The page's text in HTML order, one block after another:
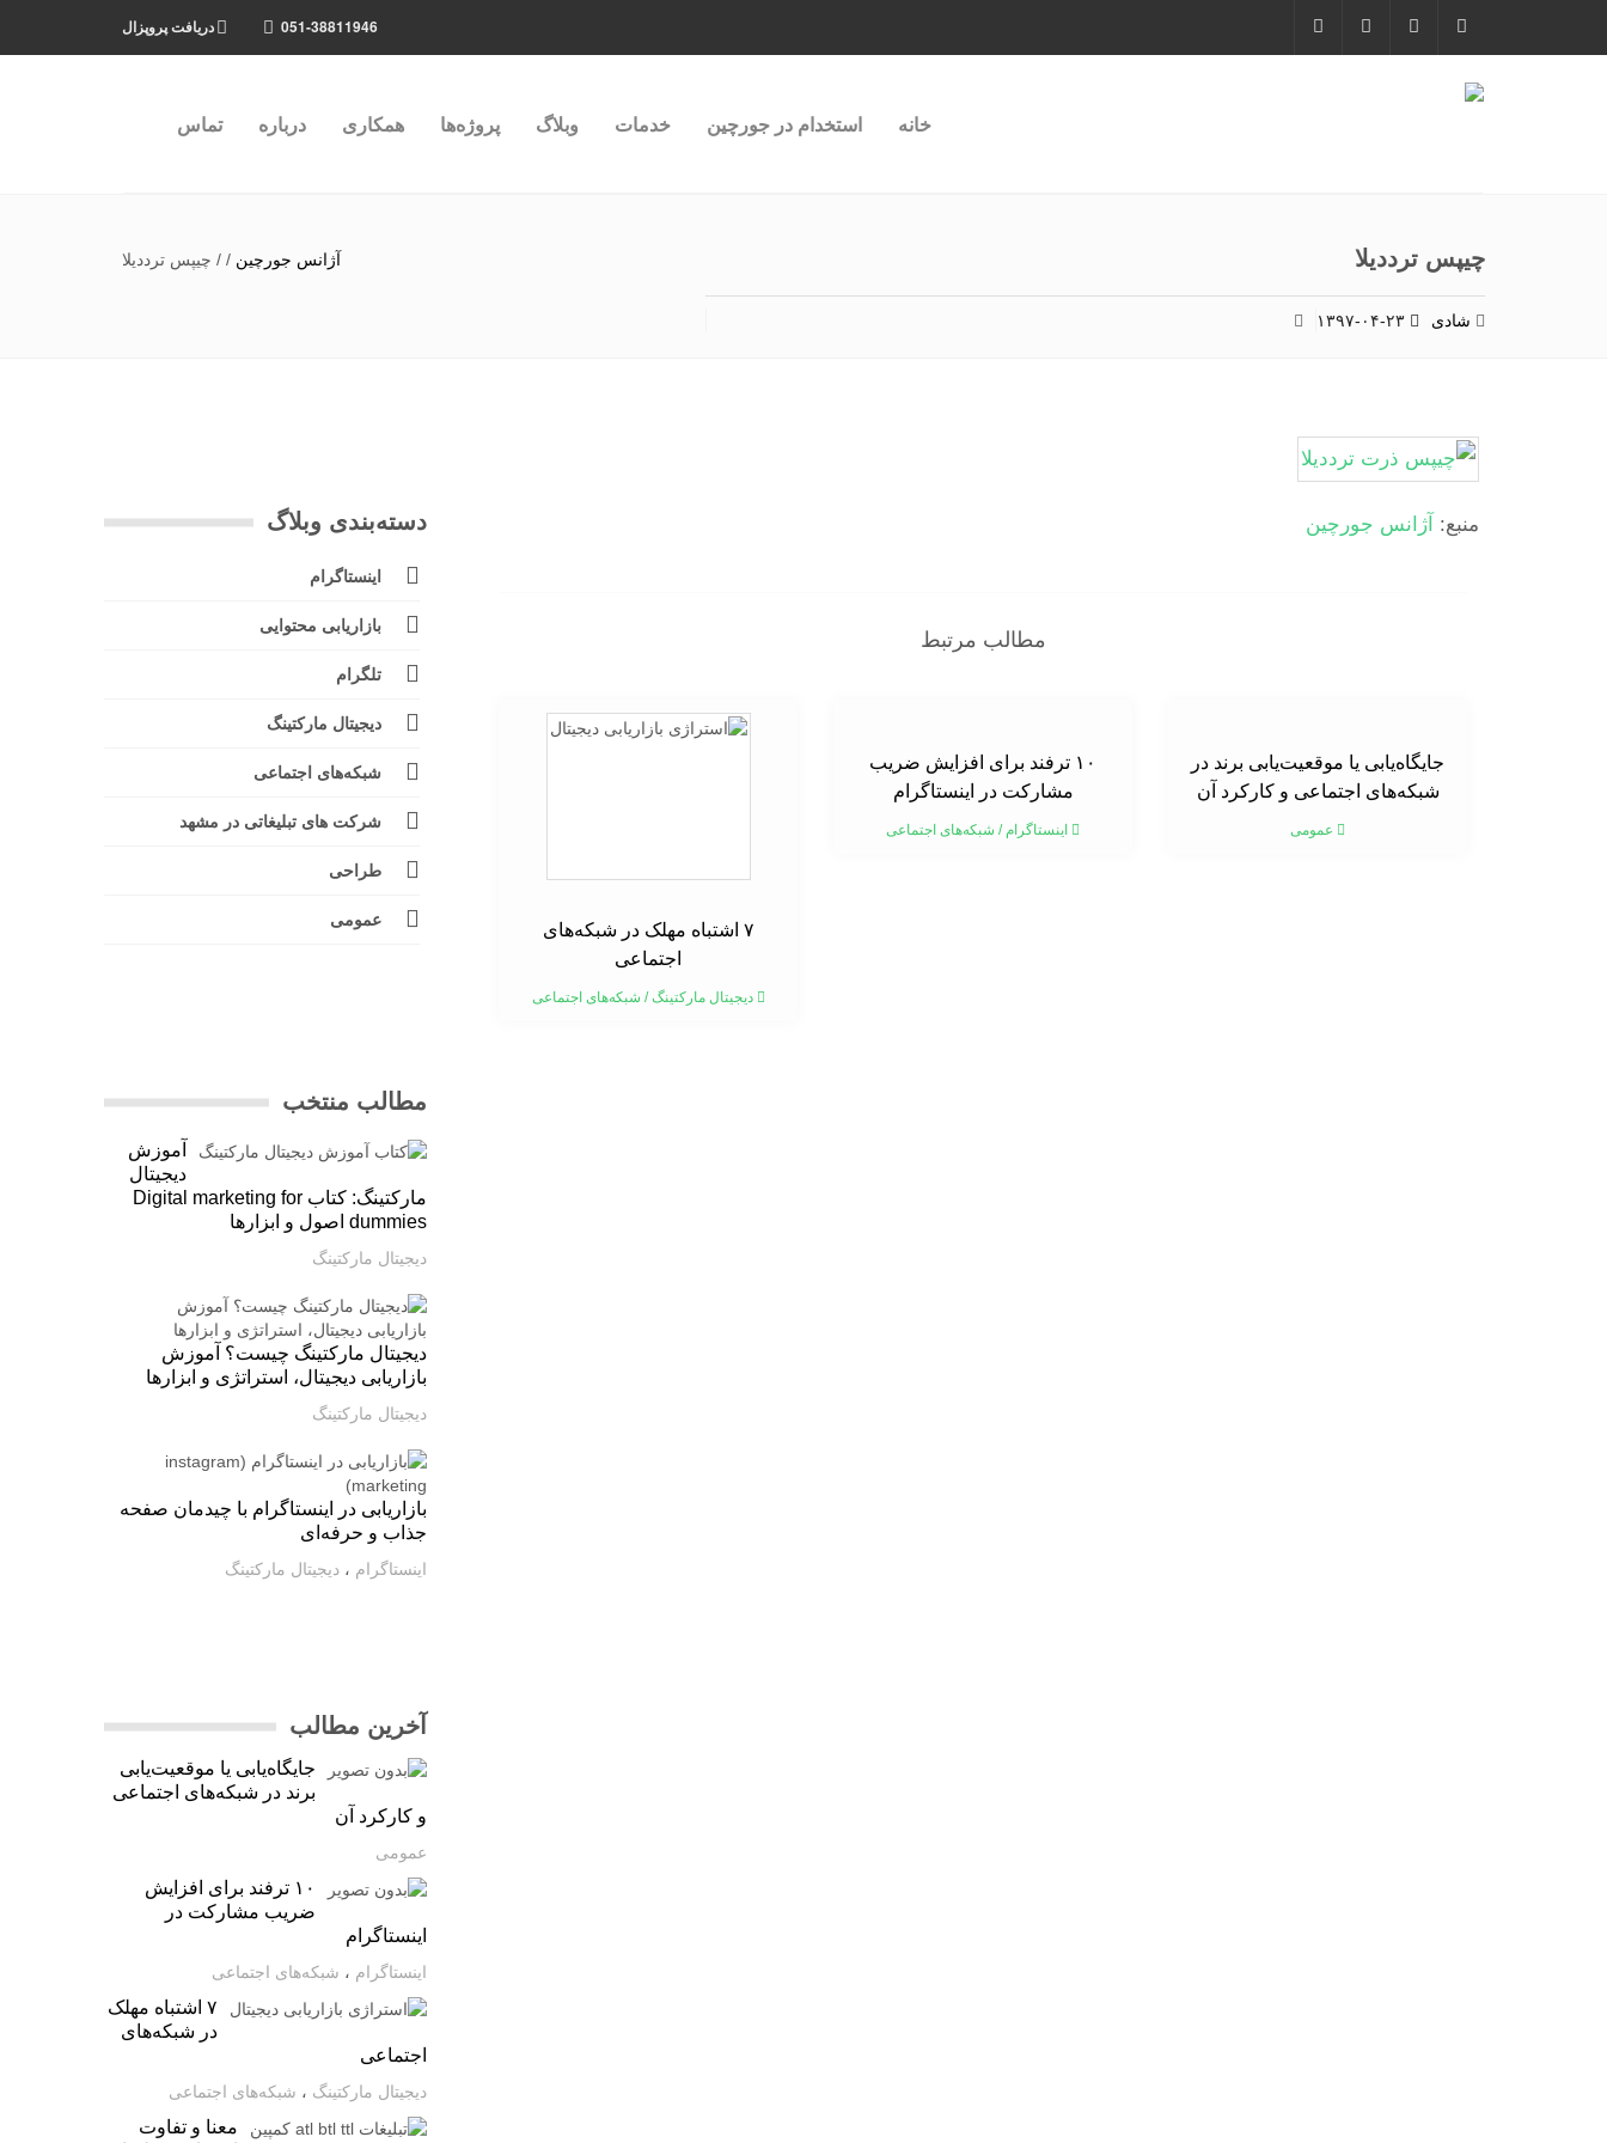
دریافت پروپزال 051-38811946
خانه استخدام در جورچین خدمات وبلاگ پروژه‌ها همکاری درباره تماس
چیپس ترددیلا
شادی
آژانس جورچین /
/ چیپس ترددیلا
منبع: آژانس جورچین
مطالب مرتبط
جایگاه‌یابی یا موقعیت‌یابی برند در
شبکه‌های اجتماعی و کارکرد آن
عمومی
۱۰ ترفند برای افزایش ضریب
مشارکت در اینستاگرام
اینستاگرام / شبکه‌های اجتماعی
۷ اشتباه مهلک در شبکه‌های
اجتماعی
دیجیتال مارکتینگ/ شبکه‌های اجتماعی
دسته‌بندی وبلاگ
اینستاگرام
بازاریابی محتوایی
تلگرام
دیجیتال مارکتینگ
شبکه‌های اجتماعی
شرکت های تبلیغاتی در مشهد
طراحی
عمومی
مطالب منتخب
آموزش
دیجیتال
مارکتینگ: کتاب Digital marketing for
dummies اصول و ابزارها
دیجیتال مارکتینگ
دیجیتال مارکتینگ چیست؟ آموزش
بازاریابی دیجیتال، استراتژی و ابزارها
دیجیتال مارکتینگ
بازاریابی در اینستاگرام با چیدمان صفحه
جذاب و حرفه‌ای
اینستاگرام ، دیجیتال مارکتینگ
آخرین مطالب
جایگاه‌یابی یا موقعیت‌یابی
برند در شبکه‌های اجتماعی
و کارکرد آن
عمومی
۱۰ ترفند برای افزایش
ضریب مشارکت در
اینستاگرام
اینستاگرام ، شبکه‌های اجتماعی
۷ اشتباه مهلک
در شبکه‌های
اجتماعی
دیجیتال مارکتینگ ، شبکه‌های اجتماعی
معنا و تفاوت